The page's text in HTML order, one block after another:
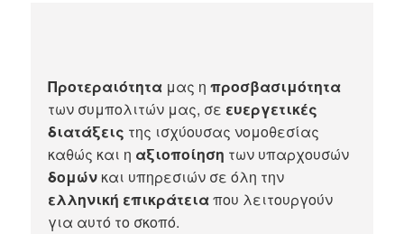
Προτεραιότητα μας ηπροσβασιμότητα
των συμπολιτών μας, σε ευεργετικές
διατάξεις της ισχύουσας νομοθεσίας
καθώς και η αξιοποίηση των υπαρχουσών
δομών και υπηρεσιών σε όλη την
ελληνική επικράτειαπου λειτουργούν
για αυτό το σκοπό.​